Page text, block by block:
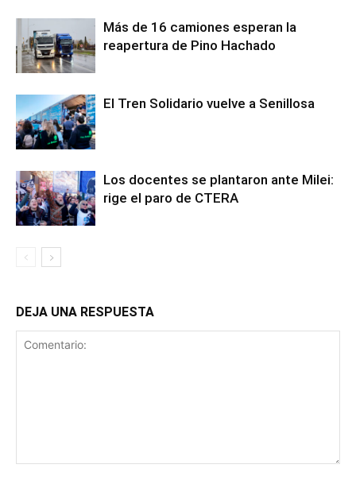
Más de 16 camiones esperan la
reapertura de Pino Hachado
El Tren Solidario vuelve a Senillosa
Los docentes se plantaron ante Milei:
rige el paro de CTERA
DEJA UNA RESPUESTA